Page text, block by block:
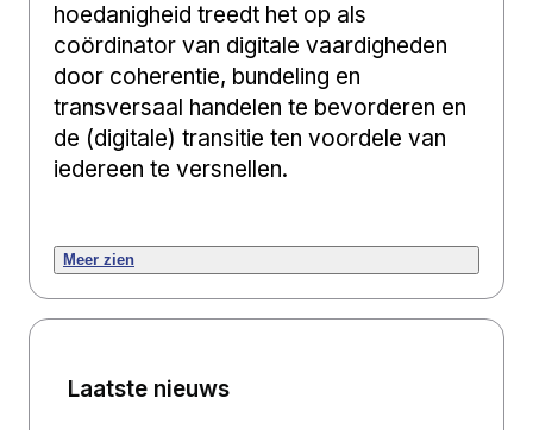
hoedanigheid treedt het op als
coördinator van digitale vaardigheden
door coherentie, bundeling en
transversaal handelen te bevorderen en
de (digitale) transitie ten voordele van
iedereen te versnellen.
Meer zien
Laatste nieuws